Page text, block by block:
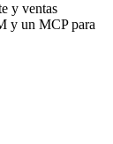
y ventas
y un MCP para